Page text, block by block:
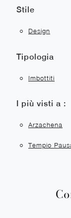
Stile
Design
Tipologia
Imbottiti
I più visti a :
Arzachena
Tempio